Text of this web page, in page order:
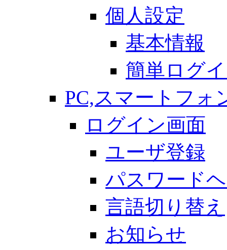
個人設定
基本情報
簡単ログ
PC,スマートフォ
ログイン画面
ユーザ登録
パスワード
言語切り替え
お知らせ